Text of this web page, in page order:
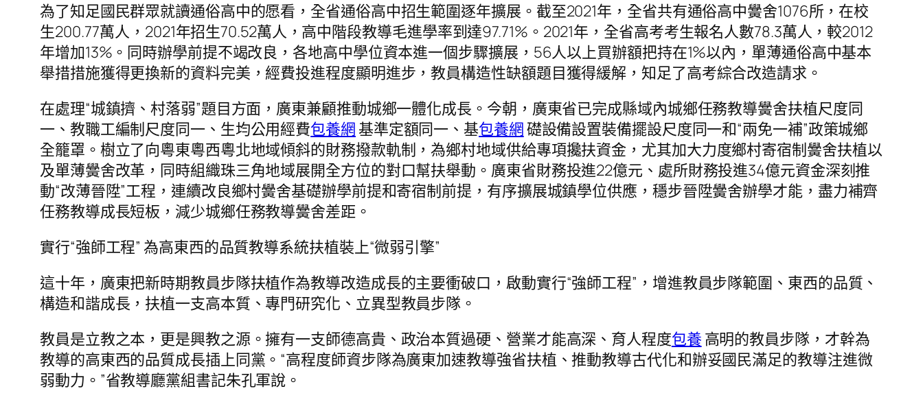
為了知足國民群眾就讀通俗高中的愿看，全省通俗高中招生範圍逐年擴展。截至2021年，全省共有通俗高中黌舍1076所，在校
生200.77萬人，2021年招生70.52萬人，高中階段教導毛進學率到達97.71%。2021年，全省高考考生報名人數78.3萬人，較2012
年增加13%。同時辦學前提不竭改良，各地高中學位資本進一個步驟擴展，56人以上買辦額把持在1%以內，單薄通俗高中基本
舉措措施獲得更換新的資料完美，經費投進程度顯明進步，教員構造性缺額題目獲得緩解，知足了高考綜合改造請求。
在處理“城鎮擠、村落弱”題目方面，廣東兼顧推動城鄉一體化成長。今朝，廣東省已完成縣域內城鄉任務教導黌舍扶植尺度同
一、教職工編制尺度同一、生均公用經費包養網 基準定額同一、基包養網礎設備設置裝備擺設尺度同一和“兩免一補”政策城鄉
全籠罩。樹立了向粵東粵西粵北地域傾斜的財務撥款軌制，為鄉村地域供給專項攙扶資金，尤其加大力度鄉村寄宿制黌舍扶植以
及單薄黌舍改革，同時組織珠三角地域展開全方位的對口幫扶舉動。廣東省財務投進22億元、處所財務投進34億元資金深刻推
動“改薄晉陞”工程，連續改良鄉村黌舍基礎辦學前提和寄宿制前提，有序擴展城鎮學位供應，穩步晉陞黌舍辦學才能，盡力補齊
任務教導成長短板，減少城鄉任務教導黌舍差距。
實行“強師工程” 為高東西的品質教導系統扶植裝上“微弱引擎”
這十年，廣東把新時期教員步隊扶植作為教導改造成長的主要衝破口，啟動實行“強師工程”，增進教員步隊範圍、東西的品質、
構造和諧成長，扶植一支高本質、專門研究化、立異型教員步隊。
教員是立教之本，更是興教之源。擁有一支師德高貴、政治本質過硬、營業才能高深、育人程度包養 高明的教員步隊，才幹為
教導的高東西的品質成長插上同黨。“高程度師資步隊為廣東加速教導強省扶植、推動教導古代化和辦妥國民滿足的教導注進微
弱動力。”省教導廳黨組書記朱孔軍說。